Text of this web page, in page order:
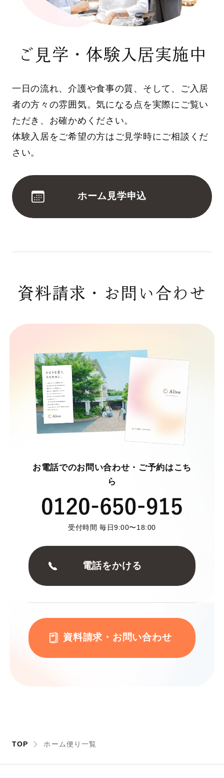
ご見学・体験入居実施中
一日の流れ、介護や食事の質、そして、ご入居
者の方々の雰囲気。気になる点を実際にご覧い
ただき、お確かめください。
体験入居をご希望の方はご見学時にご相談くだ
さい。
ホーム見学申込
資料請求・お問い合わせ
お電話でのお問い合わせ・ご予約はこち
ら
受付時間 毎日9:00〜18:00
電話をかける
資料請求・お問い合わせ
TOP ホーム便り一覧